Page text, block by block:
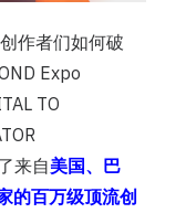
作者们如何破
Expo
TO
来自美国、巴
的百万级顶流创